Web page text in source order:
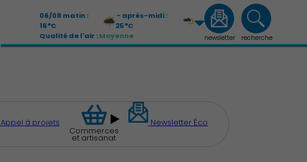
06/08 matin :
16°C
- après-midi :
25°C
Qualité de l'air :Moyenne
newsletter recherche
Appel à projets
Commerces
et artisanat
Newsletter Éco